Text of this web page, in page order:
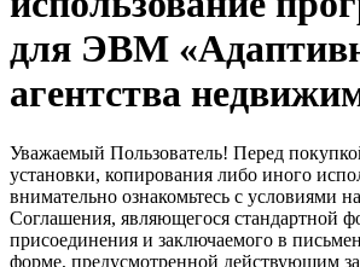
для ЭВМ
агентства
Уважаемый Пользователь! Перед
установки, копирования либо иного
внимательно ознакомьтесь с условиями
Соглашения, являющегося стандартной
присоединения и заключаемого в
форме, предусмотренной действующим